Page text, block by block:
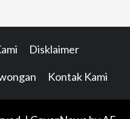
Disklaimer
Kontak Kami